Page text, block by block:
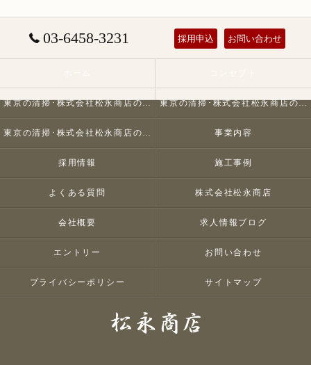
03-6458-3231 採用申込 お問い合わせ
東京の清掃･株式会社松永商店の口コミ情報 東京の清掃･株式会社松永商店の評判
東京の清掃･株式会社松永商店のお客様の声 事業内容
採用情報 施工事例
よくある質問 株式会社松永商店
会社概要 求人情報ブログ
エントリー お問い合わせ
プライバシーポリシー サイトマップ